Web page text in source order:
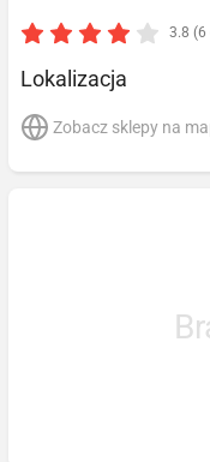
3.8 (6
Lokalizacja
Zobacz sklepy na